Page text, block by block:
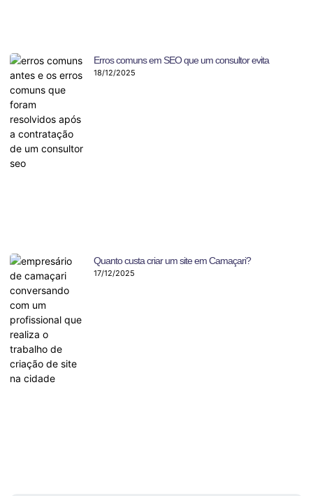
Erros comuns em SEO que um consultor evita
18/12/2025
Quanto custa criar um site em Camaçari?
17/12/2025